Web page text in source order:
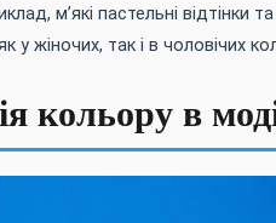
м’які пастельні відтінки
у жіночих, так і в чоловічих
кольору в